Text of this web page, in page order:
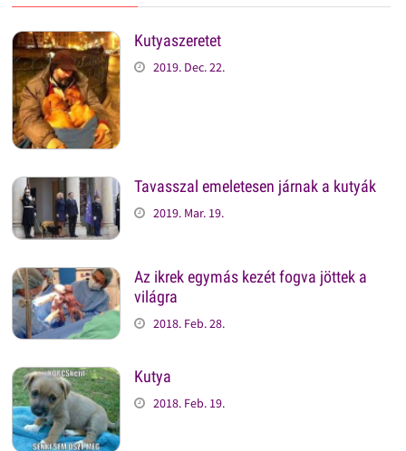
Kutyaszeretet
2019. Dec. 22.
Tavasszal emeletesen járnak a kutyák
2019. Mar. 19.
Az ikrek egymás kezét fogva jöttek a
világra
2018. Feb. 28.
Kutya
2018. Feb. 19.